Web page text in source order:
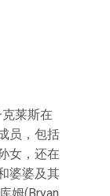
莱斯在
员，包括
女，还在
婆婆及其